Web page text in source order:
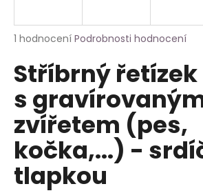
Průměrné
produktu
je
z
5
hvězdiček.
1 hodnocení Podrobnosti hodnocení
Stříbrný
s
zvířetem (pes,
kočka,...) -
tlapkou
j
t
?
HLEDAT